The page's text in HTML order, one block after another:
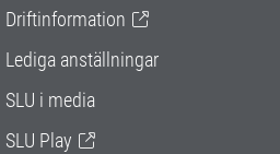
Driftinformation
Lediga anställningar
SLU i media
SLU Play